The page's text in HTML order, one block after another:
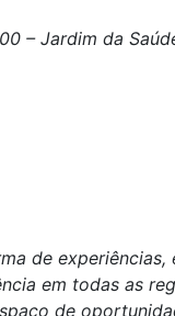
– Jardim da
de
em todas as
de